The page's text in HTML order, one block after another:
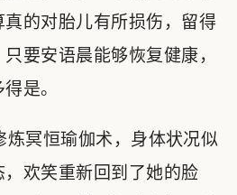
的对胎儿有所损伤，留得
要安语晨能够恢复健康，
是。
冥恒瑜伽术，身体状况似
欢笑重新回到了她的脸